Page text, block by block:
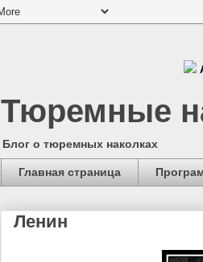
Тюремные
Блог о тюремных наколках
Главная страница
Ленин